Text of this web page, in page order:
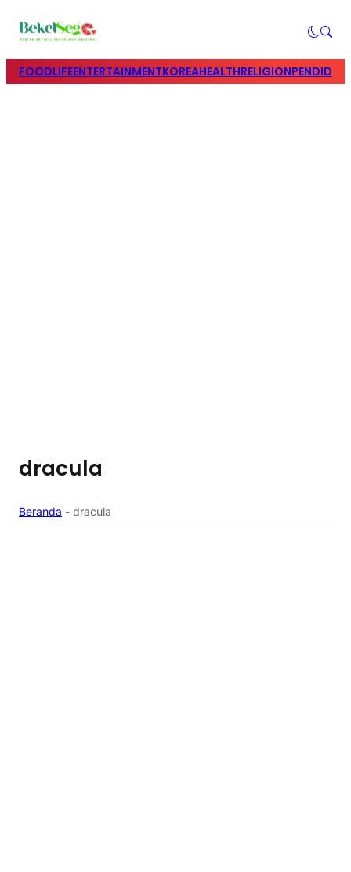
FOODLIFEENTERTAINMENTKOREAHEALTHRELIGION
dracula
Beranda - dracula